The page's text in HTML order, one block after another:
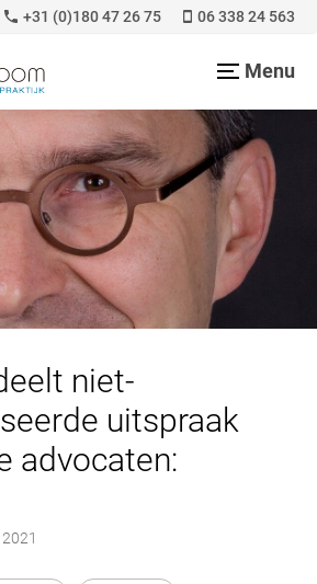
+31 (0)180 47 26 75 06 338 24 563
Menu
niet-
uitspraak
advocaten: